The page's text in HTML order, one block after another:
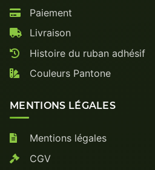
Paiement
Livraison
Histoire du ruban adhésif
Couleurs Pantone
MENTIONS LÉGALES
Mentions légales
CGV